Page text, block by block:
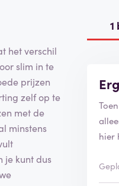
het verschil
slim in te
prijzen
zelf op te
met de
minstens
je kunt dus
1
hier